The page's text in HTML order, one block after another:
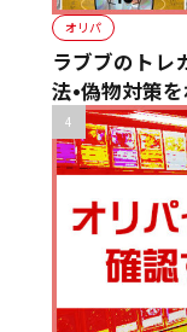
オリパ
ラブブのトレ
法•偽物対策